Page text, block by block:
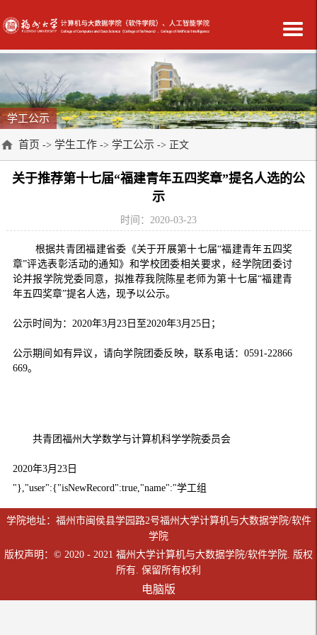
学工公示
首页 -> 学生工作 -> 学工公示 -> 正文
关于推荐第十七届“福建青年五四奖章”提名人选的公
示
时间：2020-03-23
根据共青团福建省委《关于开展第十七届“福建青年五四奖
章”评选表彰活动的通知》和学校团委相关要求，经学院团委讨
论并报学院党委同意，拟推荐我院陈星老师为第十七届“福建青
年五四奖章”提名人选，现予以公示。
公示时间为：2020年3月23日至2020年3月25日；
公示期间如有异议，请向学院团委反映，联系电话：0591-22866
669。
共青团福州大学数学与计算机科学学院委员会
2020年3月23日
"},"user":{"isNewRecord":true,"name":"学工组
学院地址：福州市闽侯县学园路2号福州大学计算机与大数据学院/软件
学院
版权声明：© 2020 - 2021 福州大学计算机与大数据学院/软件学院. 版权
所有. 保留所有权利
电脑版